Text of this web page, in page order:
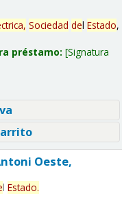
Sociedad del Estado,
préstamo: Signatura
Oeste,
l Estado.